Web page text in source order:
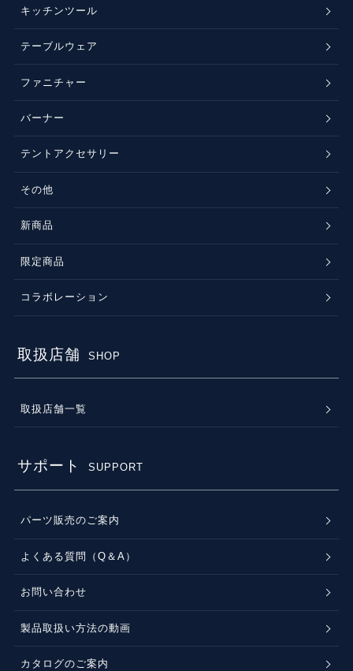
キッチンツール
テーブルウェア
ファニチャー
バーナー
テントアクセサリー
その他
新商品
限定商品
コラボレーション
取扱店舗 SHOP
取扱店舗一覧
サポート SUPPORT
パーツ販売のご案内
よくある質問（Q＆A）
お問い合わせ
製品取扱い方法の動画
カタログのご案内